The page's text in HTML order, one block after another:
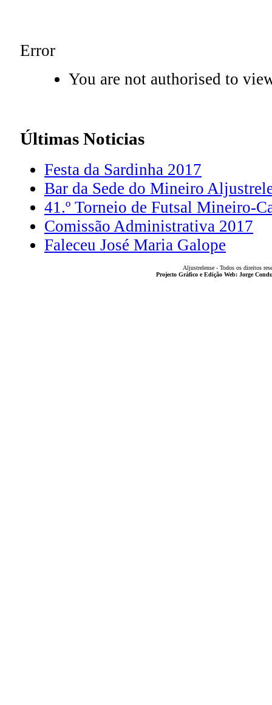
Error
You are not authorised to
Últimas Noticias
Festa da Sardinha 2017
Bar da Sede do Mineiro
41.º Torneio de Futsal Mineiro-
Comissão Administrativa 2017
Faleceu José Maria Galope
Aljustrelense - Todos os direitos
Projecto Gráfico e Edição Web: Jorge